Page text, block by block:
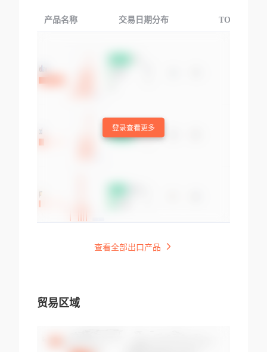
产品名称 交易日期分布 TOP3交易国
登录查看更多
查看全部出口产品
贸易区域